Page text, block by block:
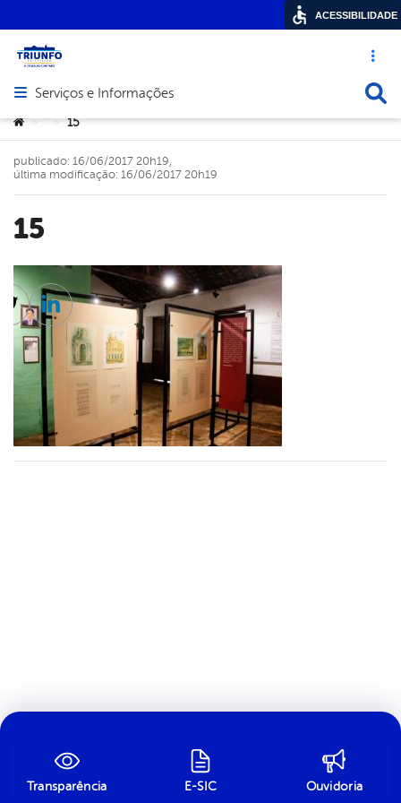
Acesso
Abrir menu principal de navegação
Serviços e Informações
Você está aqui:
> > 15
15
publicado: 16/06/2017 20h19,
última modificação: 16/06/2017 20h19
TwitterLinkedin
Transparência E-SIC Ouvidoria
ACESSIBILIDADE